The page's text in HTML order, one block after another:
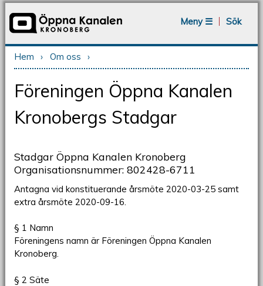
Meny ☰
Sök
Du är här
Hem › Om oss ›
Föreningen Öppna Kanalen
Kronobergs Stadgar
Stadgar Öppna Kanalen Kronoberg
Organisationsnummer: 802428-6711
Antagna vid konstituerande årsmöte 2020-03-25 samt
extra årsmöte 2020-09-16.
§ 1 Namn
Föreningens namn är Föreningen Öppna Kanalen
Kronoberg.
§ 2 Säte